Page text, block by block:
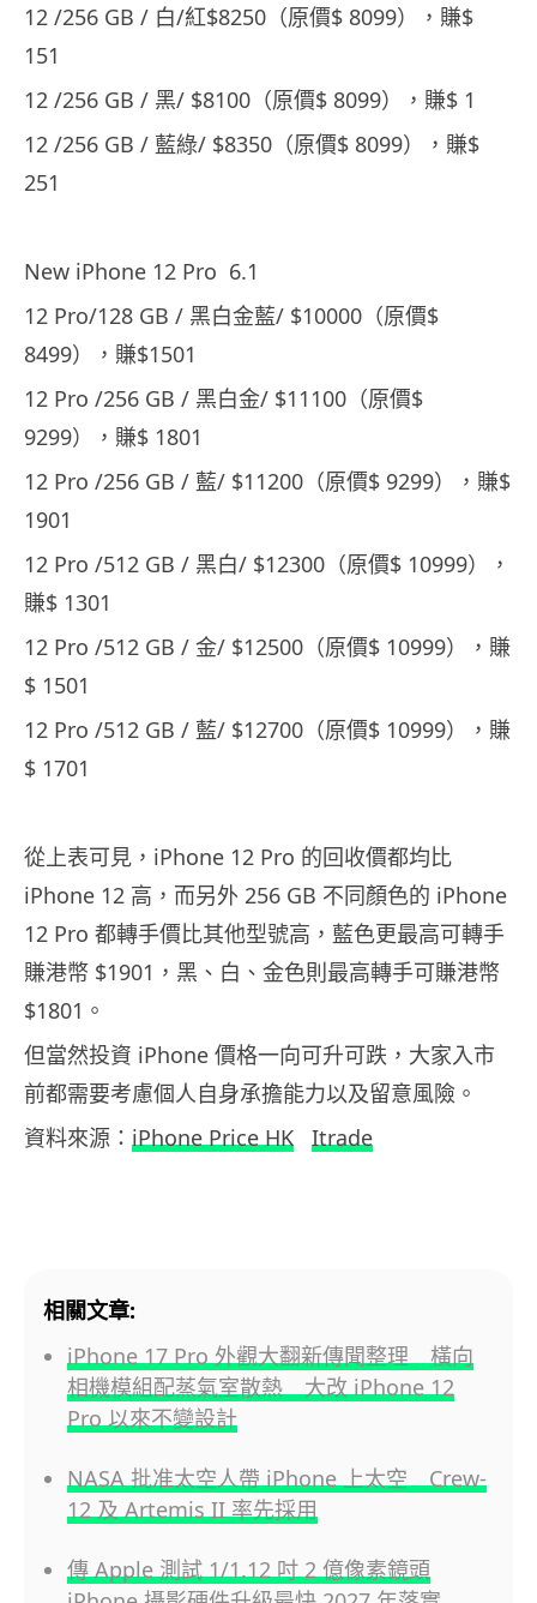
12 /256 GB / 白/紅$8250（原價$ 8099），賺$
151
12 /256 GB / 黑/ $8100（原價$ 8099），賺$ 1
12 /256 GB / 藍綠/ $8350（原價$ 8099），賺$
251
New iPhone 12 Pro 6.1
12 Pro/128 GB / 黑白金藍/ $10000（原價$
8499），賺$1501
12 Pro /256 GB / 黑白金/ $11100（原價$
9299），賺$ 1801
12 Pro /256 GB / 藍/ $11200（原價$ 9299），賺$
1901
12 Pro /512 GB / 黑白/ $12300（原價$ 10999），
賺$ 1301
12 Pro /512 GB / 金/ $12500（原價$ 10999），賺
$ 1501
12 Pro /512 GB / 藍/ $12700（原價$ 10999），賺
$ 1701
從上表可見，iPhone 12 Pro 的回收價都均比
iPhone 12 高，而另外 256 GB 不同顏色的 iPhone
12 Pro 都轉手價比其他型號高，藍色更最高可轉手
賺港幣 $1901，黑、白、金色則最高轉手可賺港幣
$1801。
但當然投資 iPhone 價格一向可升可跌，大家入市
前都需要考慮個人自身承擔能力以及留意風險。
資料來源： iPhone Price HK Itrade
相關文章:
iPhone 17 Pro 外觀大翻新傳聞整理 橫向
相機模組配蒸氣室散熱 大改 iPhone 12
Pro 以來不變設計
NASA 批准太空人帶 iPhone 上太空 Crew-
12 及 Artemis II 率先採用
傳 Apple 測試 1/1.12 吋 2 億像素鏡頭